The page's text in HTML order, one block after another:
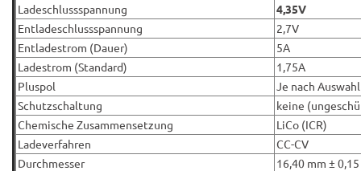
Ladeschlussspannung
4,35V
Entladeschlussspannung
2,7V
Entladestrom (Dauer)
5A
Ladestrom (Standard)
1,75A
Pluspol
Je nach Auswahl
Schutzschaltung
keine
Chemische Zusammensetzung
LiCo (ICR)
Ladeverfahren
CC-CV
Durchmesser
16,40 mm ±